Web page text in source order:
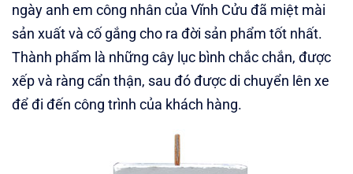
ngày anh em công nhân của Vĩnh Cửu đã miệt mài
sản xuất và cố gắng cho ra đời sản phẩm tốt nhất.
Thành phẩm là những cây lục bình chắc chắn, được
xếp và ràng cẩn thận, sau đó được di chuyển lên xe
để đi đến công trình của khách hàng.